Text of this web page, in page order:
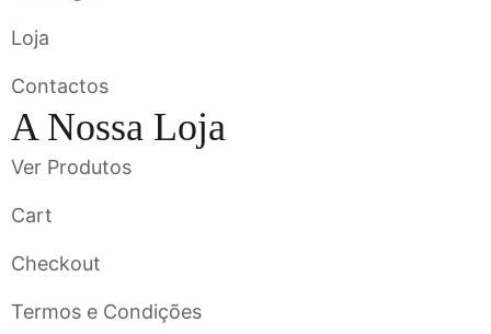
Loja
Contactos
A Nossa Loja
Ver Produtos
Cart
Checkout
Termos e Condições